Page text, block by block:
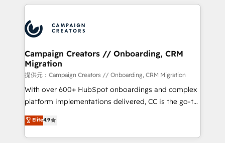
onboarding and implementation, web design, sales
extensive experience working with tech companies
and manufacturers since 2002, we are committed to
empowering our clients and developing their
autonomy. Get to grips with HubSpot through
guided implementation and seamless integration of
the CRM platform into your digital ecosystem. Would
you like support in deploying your inbound
to your needs and sales objectives. With 125+
certifications, we are part of the most certified
Campaign Creators // Onboarding, CRM
Migration
提供元：Campaign Creators // Onboarding, CRM Migration
With over 600+ HubSpot onboardings and complex
platform implementations delivered, CC is the go-to
Elite Solutions Partner for businesses ready to
migrate, replatform, and scale smarter. We specialize
in high-impact CRM and CMS migrations and
Elite4.9